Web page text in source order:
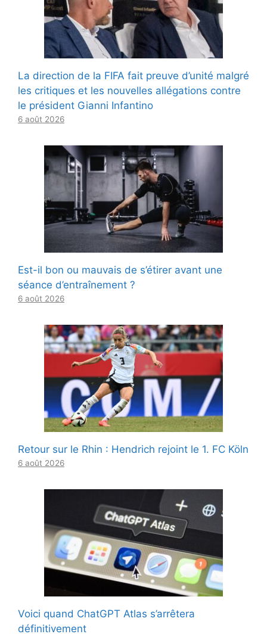
La direction de la FIFA fait preuve d’unité malgré
les critiques et les nouvelles allégations contre
le président Gianni Infantino
6 août 2026
Est-il bon ou mauvais de s’étirer avant une
séance d’entraînement ?
6 août 2026
Retour sur le Rhin : Hendrich rejoint le 1. FC Köln
6 août 2026
Voici quand ChatGPT Atlas s’arrêtera
définitivement